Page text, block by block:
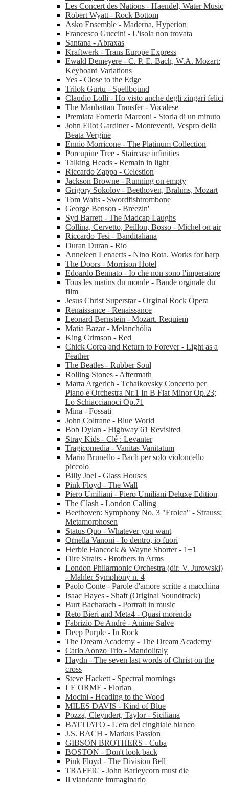
Les Concert des Nations - Haendel, Water Music
Robert Wyatt - Rock Bottom
Asko Ensemble - Maderna, Hyperion
Francesco Guccini - L'isola non trovata
Santana - Abraxas
Kraftwerk - Trans Europe Express
Ewald Demeyere - C. P. E. Bach, W.A. Mozart:
Keyboard Variations
Yes - Close to the Edge
Trilok Gurtu - Spellbound
Claudio Lolli - Ho visto anche degli zingari felici
The Manhattan Transfer - Vocalese
Premiata Forneria Marconi - Storia di un minuto
John Eliot Gardiner - Monteverdi, Vespro della
Beata Vergine
Ennio Morricone - The Platinum Collection
Porcupine Tree - Staircase infinities
Talking Heads - Remain in light
Riccardo Zappa - Celestion
Jackson Browne - Running on empty
Grigory Sokolov - Beethoven, Brahms, Mozart
Tom Waits - Swordfishtrombone
George Benson - Breezin'
Syd Barrett - The Madcap Laughs
Collina, Cervetto, Peillon, Bosso - Michel on air
Riccardo Tesi - Banditaliana
Duran Duran - Rio
Anneleen Lenaerts - Nino Rota. Works for harp
The Doors - Morrison Hotel
Edoardo Bennato - Io che non sono l'imperatore
Tous les matins du monde - Bande orginale du
film
Jesus Christ Superstar - Orginal Rock Opera
Renaissance - Renaissance
Leonard Bernstein - Mozart. Requiem
Matia Bazar - Melanchólia
King Crimson - Red
Chick Corea and Return to Forever - Light as a
Feather
The Beatles - Rubber Soul
Rolling Stones - Aftermath
Marta Argerich - Tchaikovsky Concerto per
Piano e Orchestra Nr.1 In B Flat Minor Op.23;
Lo Schiaccianoci Op.71
Mina - Fossati
John Coltrane - Blue World
Bob Dylan - Highway 61 Revisited
Stray Kids - Clé : Levanter
Tragicomedia - Vanitas Vanitatum
Mario Brunello - Bach per solo violoncello
piccolo
Billy Joel - Glass Houses
Pink Floyd - The Wall
Piero Umiliani - Piero Umiliani Deluxe Edition
The Clash - London Calling
Beethoven: Symphony No. 3 "Eroica" - Strauss:
Metamorphosen
Status Quo - Whatever you want
Ornella Vanoni - Io dentro, io fuori
Herbie Hancock & Wayne Shorter - 1+1
Dire Straits - Brothers in Arms
London Philarmonic Orchestra (dir. V. Jurowski)
- Mahler Symphony n. 4
Paolo Conte - Parole d'amore scritte a macchina
Isaac Hayes - Shaft (Original Soundtrack)
Burt Bacharach - Portrait in music
Reto Bieri and Meta4 - Quasi morendo
Fabrizio De André - Anime Salve
Deep Purple - In Rock
The Dream Academy - The Dream Academy
Carlo Aonzo Trio - Mandolitaly
Haydn - The seven last words of Christ on the
cross
Steve Hackett - Spectral mornings
LE ORME - Florian
Mocini - Heading to the Wood
MILES DAVIS - Kind of Blue
Pozza, Cleyndert, Taylor - Siciliana
BATTIATO - L'era del cinghiale bianco
J.S. BACH - Markus Passion
GIBSON BROTHERS - Cuba
BOSTON - Don't look back
Pink Floyd - The Division Bell
TRAFFIC - John Barleycorn must die
Il viandante immaginario